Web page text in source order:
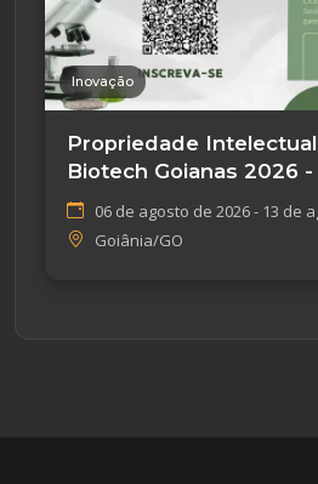
Inovação
Propriedade
Biotech Goianas 2026 -
06 de agosto de 2026 - 13 de
Goiânia/GO